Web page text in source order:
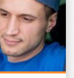
faire
ne coûte
le courtier